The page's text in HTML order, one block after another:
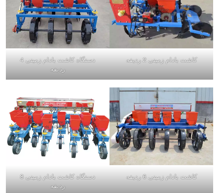
کاشت بادام زمینی 2 ردیفه
دستگاه کاشت بادام زمینی 4
ردیفه
کاشت بادام زمینی 6 ردیفه
دستگاه کاشت بادام زمینی 8
ردیفه